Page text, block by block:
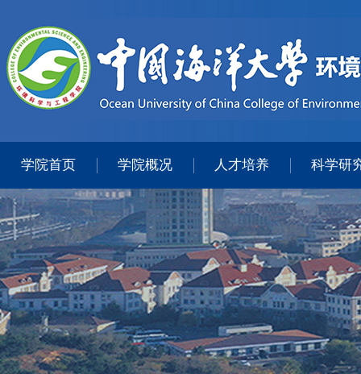
学院首页 学院概况 人才培养 科学研